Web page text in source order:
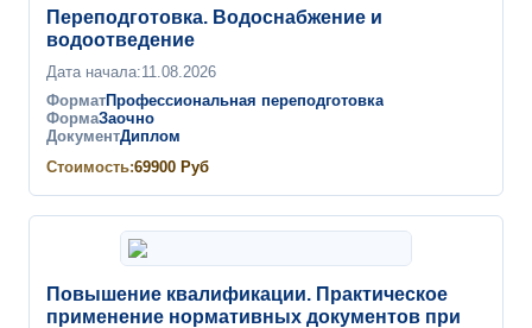
Переподготовка. Водоснабжение и
водоотведение
Дата начала:11.08.2026
ФорматПрофессиональная переподготовка
ФормаЗаочно
ДокументДиплом
Стоимость:69900 Руб
Повышение квалификации. Практическое
применение нормативных документов при